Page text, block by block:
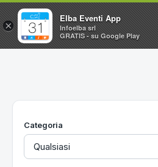
Home
Utilità
Categoria
×
Elba Eventi App
Infoelba srl
GRATIS - su Google Play